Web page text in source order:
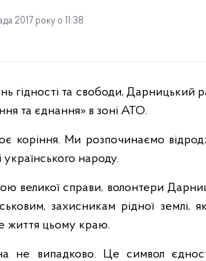
2017 року о 11:38
гідності та свободи, Дарницький
та єднання» в зоні АТО.
коріння. Ми розпочинаємо
народу.
великої справи, волонтери
захисникам рідної землі,
життя цьому краю.
не випадково. Це символ